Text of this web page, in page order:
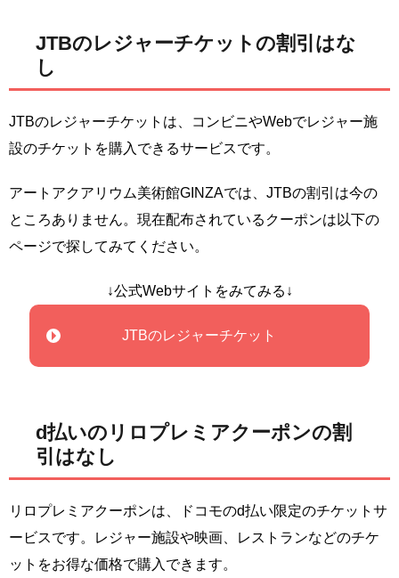
JTBのレジャーチケットの割引はな
し
JTBのレジャーチケットは、コンビニやWebでレジャー施
設のチケットを購入できるサービスです。
アートアクアリウム美術館GINZAでは、JTBの割引は今の
ところありません。現在配布されているクーポンは以下の
ページで探してみてください。
↓公式Webサイトをみてみる↓
JTBのレジャーチケット
d払いのリロプレミアクーポンの割
引はなし
リロプレミアクーポンは、ドコモのd払い限定のチケットサ
ービスです。レジャー施設や映画、レストランなどのチケ
ットをお得な価格で購入できます。